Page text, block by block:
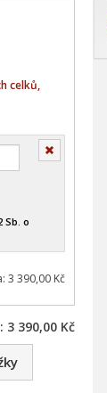
celků,
Sb. o
3 390,00 Kč
390,00 Kč